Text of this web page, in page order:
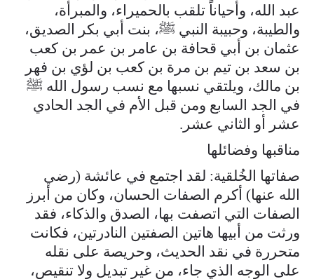
عبد الله، وأحياناً تلقب بالحميراء، والمبرأة،
والطيبة، وحبيبة النبي ﷺ، بنت أبي بكر الصديق،
عثمان بن أبي قحافة بن عامر بن عمر بن كعب
بن سعد بن تيم بن مرة بن كعب بن لؤي بن فهر
بن مالك، ويلتقي نسبها مع نسب رسول الله ﷺ
في الجد السابع ومن قبل الأم في الجد الحادي
عشر أو الثاني عشر.
مناقبها وفضائلها
صفاتها الخُلقية: لقد اجتمع في عائشة (رضي
الله عنها) أكرم الصفات الحسان، وكان من أبرز
الصفات التي اتصفت بها، الصدق والذكاء، فقد
ورثت من أبيها هاتين الصفتين النادرتين، فكانت
متحررة في نقد الحديث، وحريصة على نقله
على الوجه الذي جاء، من غير تبديل ولا تنقيص،